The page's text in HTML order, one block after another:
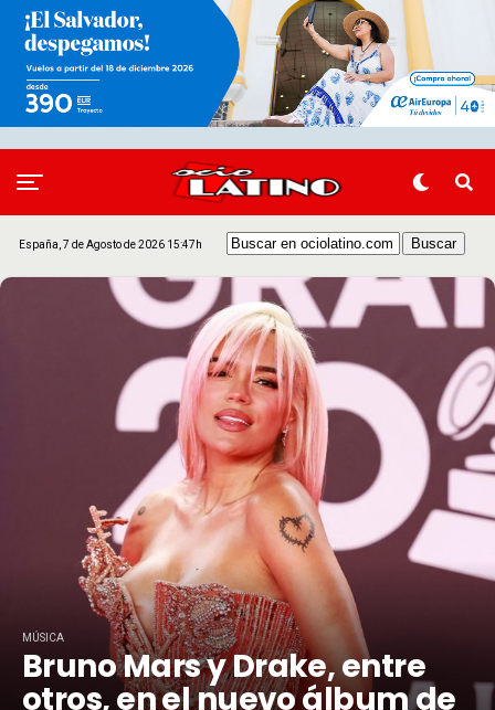
España, 7 de Agosto de 2026 15:47h
MÚSICA
Bruno Mars y Drake, entre
otros, en el nuevo álbum de